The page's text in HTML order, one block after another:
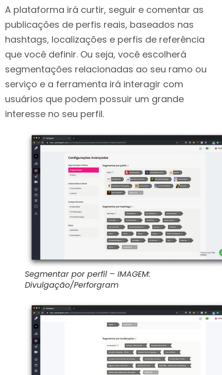
A plataforma irá curtir, seguir e comentar as
publicações de perfis reais, baseados nas
hashtags, localizações e perfis de referência
que você definir. Ou seja, você escolherá
segmentações relacionadas ao seu ramo ou
serviço e a ferramenta irá interagir com
usuários que podem possuir um grande
interesse no seu perfil.
Segmentar por perfil – IMAGEM:
Divulgação/Perforgram